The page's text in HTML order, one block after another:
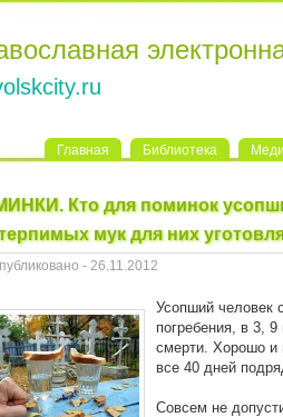
Главная Библиотека
Кто для поминок
мук для них
- 26.11.2012
Усопший человек
погребения, в 3,
смерти. Хорошо и
все 40 дней
Совсем не